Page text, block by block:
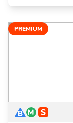
PREMIUM